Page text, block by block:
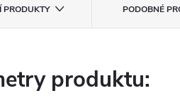
PRODUKTY PODOBNÉ
produktu: